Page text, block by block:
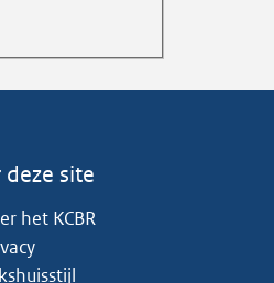
deze site
het KCBR